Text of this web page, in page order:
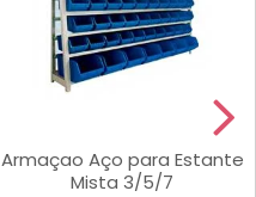
Armaçao Aço para Estante
Mista 3/5/7